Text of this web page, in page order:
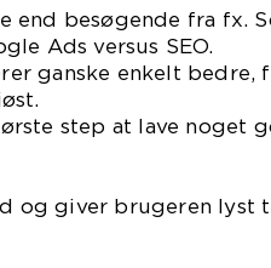
end besøgende fra fx.
Ads versus SEO.
ganske enkelt
step at lave noget
og giver brugeren lyst